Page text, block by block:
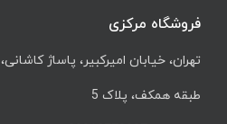
فروشگاه مرکزی
تهران، خیابان امیرکبیر، پاساژ کاشانی،
طبقه همکف، پلاک 5